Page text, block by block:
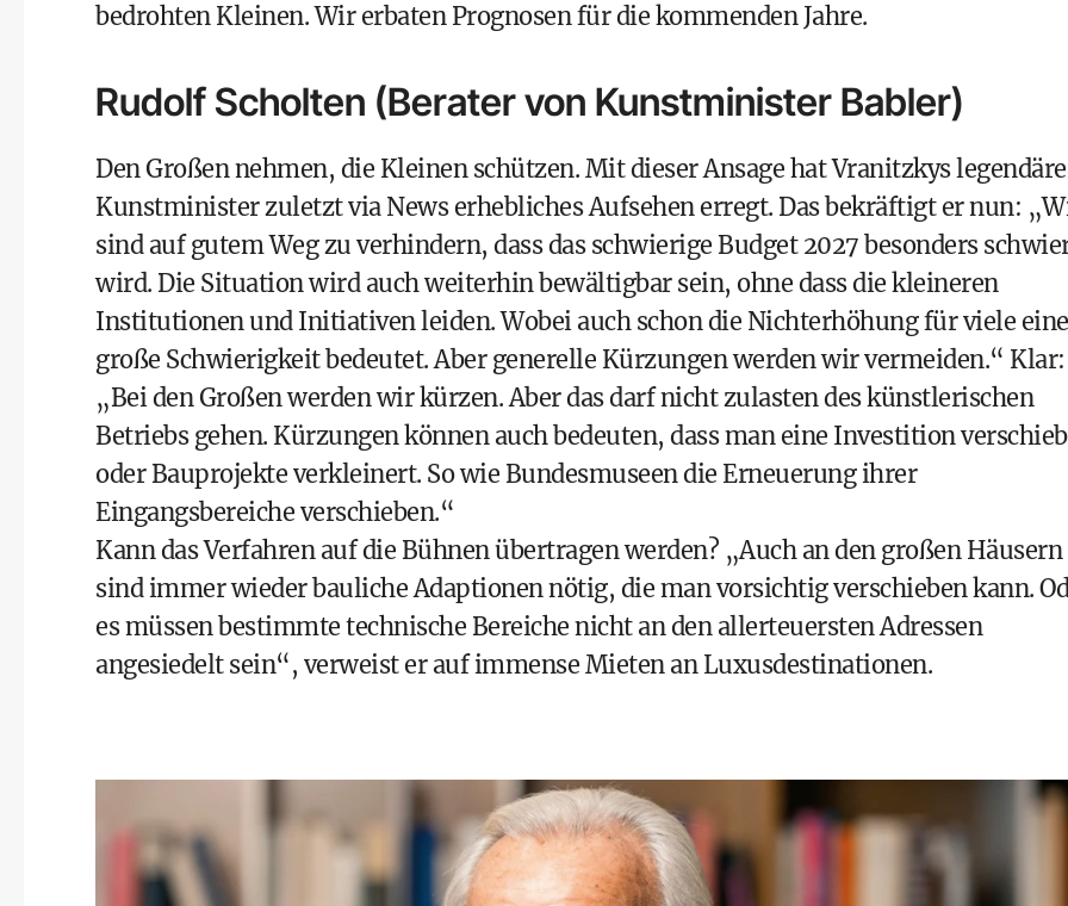
bedrohten Kleinen. Wir erbaten Prognosen für die kommenden Jahre.
Rudolf Scholten (Berater von Kunstminister Babler)
Den Großen nehmen, die Kleinen schützen. Mit dieser Ansage hat Vranitzkys
Kunstminister zuletzt via News erhebliches Aufsehen erregt. Das bekräftigt er nun:
sind auf gutem Weg zu verhindern, dass das schwierige Budget 2027 besonders
wird. Die Situation wird auch weiterhin bewältigbar sein, ohne dass die kleineren
Institutionen und Initiativen leiden. Wobei auch schon die Nichterhöhung für viele eine
große Schwierigkeit bedeutet. Aber generelle Kürzungen werden wir vermeiden.“ Klar:
„Bei den Großen werden wir kürzen. Aber das darf nicht zulasten des künstlerischen
Betriebs gehen. Kürzungen können auch bedeuten, dass man eine Investition
oder Bauprojekte verkleinert. So wie Bundesmuseen die Erneuerung ihrer
Eingangsbereiche verschieben.“
Kann das Verfahren auf die Bühnen übertragen werden? „Auch an den großen Häusern
sind immer wieder bauliche Adaptionen nötig, die man vorsichtig verschieben kann.
es müssen bestimmte technische Bereiche nicht an den allerteuersten Adressen
angesiedelt sein“, verweist er auf immense Mieten an Luxusdestinationen.